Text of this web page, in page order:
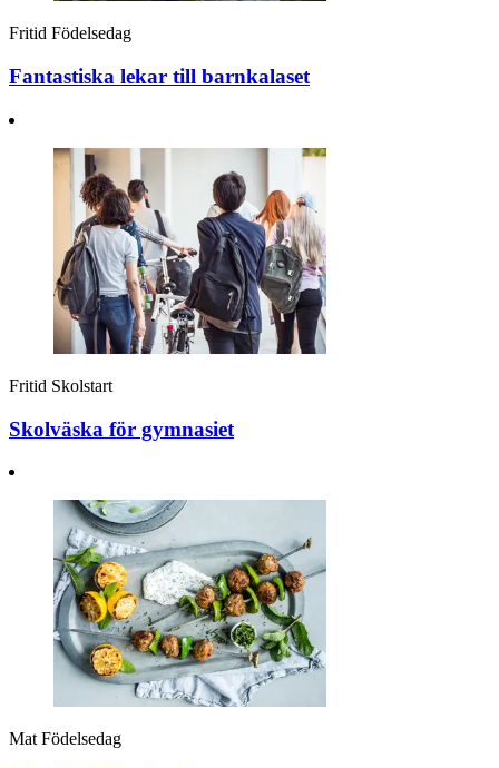
Fritid Födelsedag
Fantastiska lekar till barnkalaset
Fritid Skolstart
Skolväska för gymnasiet
Mat Födelsedag